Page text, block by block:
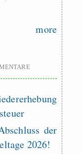
more
der
2026!